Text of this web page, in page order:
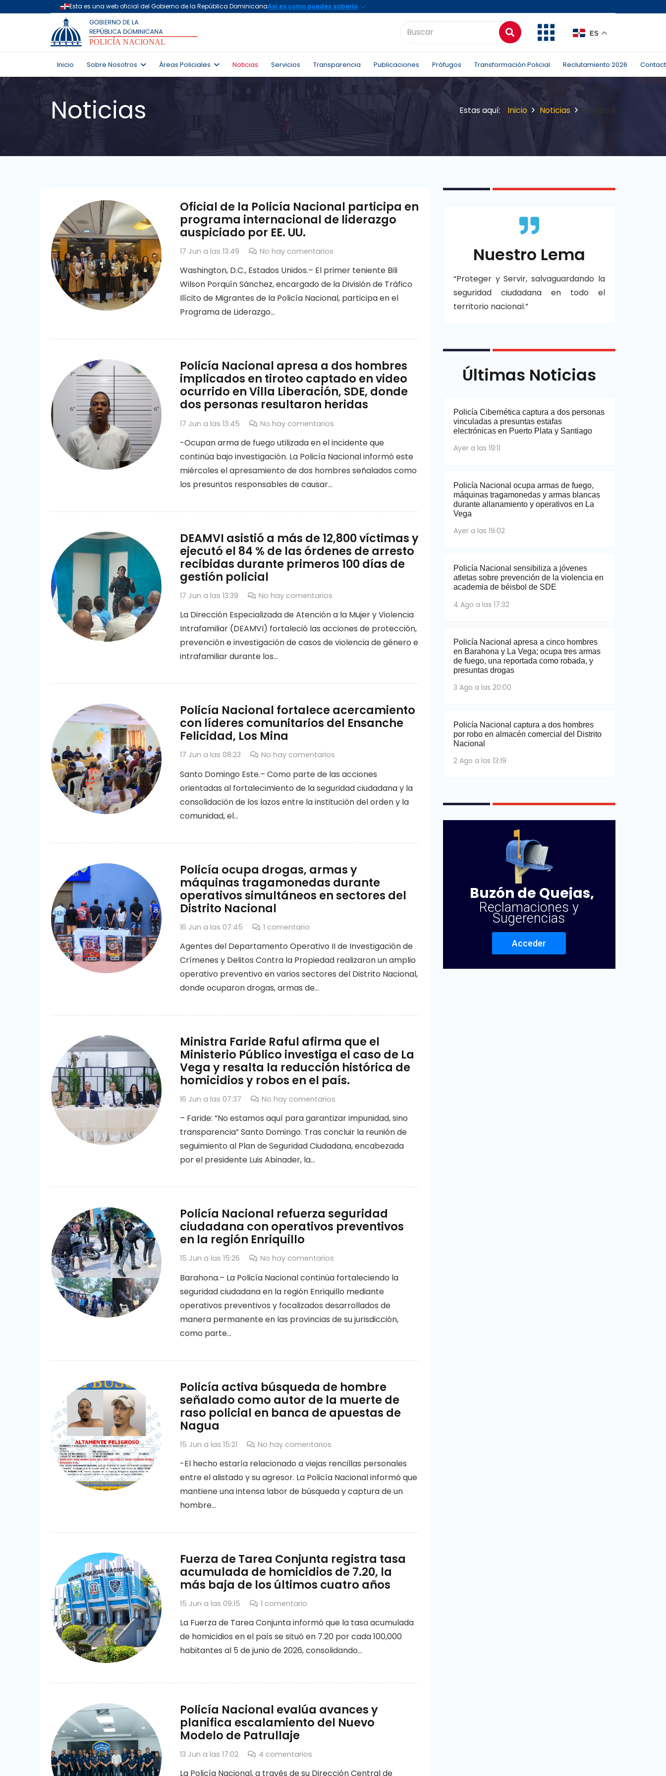
ES
Inicio Sobre Nosotros Áreas Policiales Noticias Servicios Transparencia Publicaciones Prófugos Transformación Policial Reclutamiento 2026
Noticias Inicio Noticias Página 9
Oficial de la Policía Nacional participa en
programa internacional de liderazgo
auspiciado por EE. UU.
17 Jun a las 13:49 No hay comentarios
Washington, D.C., Estados Unidos.– El primer teniente Bili
Wilson Porquín Sánchez, encargado de la División de Tráfico
Ilícito de Migrantes de la Policía Nacional, participa en el
Programa de Liderazgo…
Policía Nacional apresa a dos hombres
implicados en tiroteo captado en video
ocurrido en Villa Liberación, SDE, donde
dos personas resultaron heridas
17 Jun a las 13:45 No hay comentarios
-Ocupan arma de fuego utilizada en el incidente que
continúa bajo investigación. La Policía Nacional informó este
miércoles el apresamiento de dos hombres señalados como
los presuntos responsables de causar…
DEAMVI asistió a más de 12,800 víctimas y
ejecutó el 84 % de las órdenes de arresto
recibidas durante primeros 100 días de
gestión policial
17 Jun a las 13:39 No hay comentarios
La Dirección Especializada de Atención a la Mujer y Violencia
Intrafamiliar (DEAMVI) fortaleció las acciones de protección,
prevención e investigación de casos de violencia de género e
intrafamiliar durante los…
Policía Nacional fortalece acercamiento
con líderes comunitarios del Ensanche
Felicidad, Los Mina
17 Jun a las 08:23 No hay comentarios
Santo Domingo Este.– Como parte de las acciones
orientadas al fortalecimiento de la seguridad ciudadana y la
consolidación de los lazos entre la institución del orden y la
comunidad, el…
Policía ocupa drogas, armas y
máquinas tragamonedas durante
operativos simultáneos en sectores del
Distrito Nacional
16 Jun a las 07:45 1 comentario
Agentes del Departamento Operativo II de Investigación de
Crímenes y Delitos Contra la Propiedad realizaron un amplio
operativo preventivo en varios sectores del Distrito Nacional,
donde ocuparon drogas, armas de…
Ministra Faride Raful afirma que el
Ministerio Público investiga el caso de La
Vega y resalta la reducción histórica de
homicidios y robos en el país.
16 Jun a las 07:37 No hay comentarios
– Faride: ”No estamos aquí para garantizar impunidad, sino
transparencia” Santo Domingo. Tras concluir la reunión de
seguimiento al Plan de Seguridad Ciudadana, encabezada
por el presidente Luis Abinader, la…
Policía Nacional refuerza seguridad
ciudadana con operativos preventivos
en la región Enriquillo
15 Jun a las 15:26 No hay comentarios
Barahona.– La Policía Nacional continúa fortaleciendo la
seguridad ciudadana en la región Enriquillo mediante
operativos preventivos y focalizados desarrollados de
manera permanente en las provincias de su jurisdicción,
como parte…
Policía activa búsqueda de hombre
señalado como autor de la muerte de
raso policial en banca de apuestas de
Nagua
15 Jun a las 15:21 No hay comentarios
-El hecho estaría relacionado a viejas rencillas personales
entre el alistado y su agresor. La Policía Nacional informó que
mantiene una intensa labor de búsqueda y captura de un
hombre…
Fuerza de Tarea Conjunta registra tasa
acumulada de homicidios de 7.20, la
más baja de los últimos cuatro años
15 Jun a las 09:15 1 comentario
La Fuerza de Tarea Conjunta informó que la tasa acumulada
de homicidios en el país se situó en 7.20 por cada 100,000
habitantes al 5 de junio de 2026, consolidando…
Policía Nacional evalúa avances y
planifica escalamiento del Nuevo
Modelo de Patrullaje
13 Jun a las 17:02 4 comentarios
La Policía Nacional, a través de su Dirección Central de
Nuestro Lema
“Proteger y Servir, salvaguardando la
seguridad ciudadana en todo el
territorio nacional.”
Últimas Noticias
Policía Cibernética captura a dos personas
vinculadas a presuntas estafas
electrónicas en Puerto Plata y Santiago
Ayer a las 19:11
Policía Nacional ocupa armas de fuego,
máquinas tragamonedas y armas blancas
durante allanamiento y operativos en La
Vega
Ayer a las 19:02
Policía Nacional sensibiliza a jóvenes
atletas sobre prevención de la violencia en
academia de béisbol de SDE
4 Ago a las 17:32
Policía Nacional apresa a cinco hombres
en Barahona y La Vega; ocupa tres armas
de fuego, una reportada como robada, y
presuntas drogas
3 Ago a las 20:00
Policía Nacional captura a dos hombres
por robo en almacén comercial del Distrito
Nacional
2 Ago a las 13:19
Buzón de Quejas,
Reclamaciones y
Sugerencias
Acceder